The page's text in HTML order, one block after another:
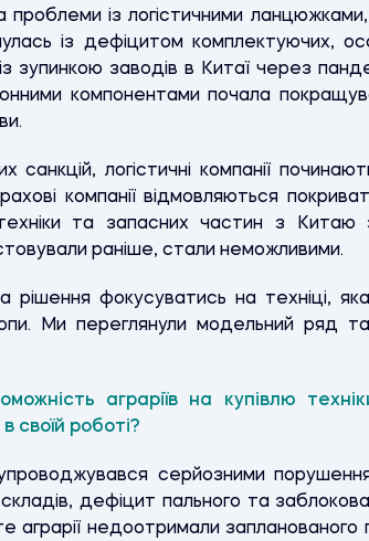
проблеми із логістичними
із дефіцитом комплектуючих,
зупинкою заводів в Китаї через
компонентами почала
санкцій, логістичні компанії
компанії відмовляються
та запасних частин з
раніше, стали неможливими.
рішення фокусуватись на техніці,
Ми переглянули модельний ряд
аграріїв на купівлю
своїй роботі?
серйозними
дефіцит пального та
аграрії недоотримали